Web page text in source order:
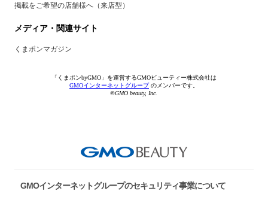
掲載をご希望の店舗様へ（来店型）
メディア・関連サイト
くまポンマガジン
「くまポンbyGMO」を運営するGMOビューティー株式会社は
GMOインターネットグループのメンバーです。
©GMO beauty, Inc.
GMOインターネットグループのセキュリティ事業について